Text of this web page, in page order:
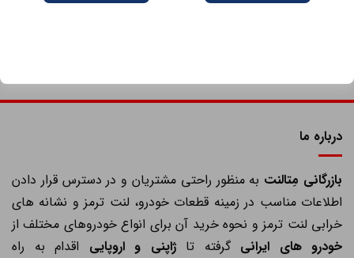
درباره ما
بازرگانی مِتالنتبه منظور راحتی مشتریان و در دسترس قرار دادن
اطلاعات مناسب در زمینه قطعات خودرو، لنت ترمز و نشانه های
خرابی لنت ترمز و نحوه خرید آن برای انواع خودروهای مختلف از
خودرو های ایرانیگرفته تاژاپنی و اروپاییاقدام به راه